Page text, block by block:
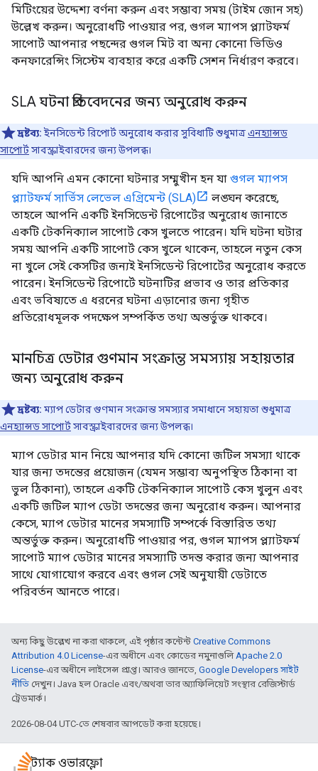
মিটিংয়ের উদ্দেশ্য বর্ণনা করুন এবং সম্ভাব্য সময় (টাইম জোন সহ)
উল্লেখ করুন। অনুরোধটি পাওয়ার পর, গুগল ম্যাপস প্ল্যাটফর্ম
সাপোর্ট আপনার পছন্দের গুগল মিট বা অন্য কোনো ভিডিও
কনফারেন্সিং সিস্টেম ব্যবহার করে একটি সেশন নির্ধারণ করবে।
SLA ঘটনা প্রতিবেদনের জন্য অনুরোধ করুন
দ্রষ্টব্য:ইনসিডেন্ট রিপোর্ট অনুরোধ করার সুবিধাটি শুধুমাত্র এনহ্যান্সড
সাপোর্টসাবস্ক্রাইবারদের জন্য উপলব্ধ।
যদি আপনি এমন কোনো ঘটনার সম্মুখীন হন যা গুগল ম্যাপস
প্ল্যাটফর্ম সার্ভিস লেভেল এগ্রিমেন্ট (SLA)
লঙ্ঘন করেছে,
তাহলে আপনি একটি ইনসিডেন্ট রিপোর্টের অনুরোধ জানাতে
একটি টেকনিক্যাল সাপোর্ট কেস খুলতে পারেন। যদি ঘটনা ঘটার
সময় আপনি একটি সাপোর্ট কেস খুলে থাকেন, তাহলে নতুন কেস
না খুলে সেই কেসটির জন্যই ইনসিডেন্ট রিপোর্টের অনুরোধ করতে
পারেন। ইনসিডেন্ট রিপোর্টে ঘটনাটির প্রভাব ও তার প্রতিকার
এবং ভবিষ্যতে এ ধরনের ঘটনা এড়ানোর জন্য গৃহীত
প্রতিরোধমূলক পদক্ষেপ সম্পর্কিত তথ্য অন্তর্ভুক্ত থাকবে।
মানচিত্র ডেটার গুণমান সংক্রান্ত সমস্যায় সহায়তার
জন্য অনুরোধ করুন
দ্রষ্টব্য: ম্যাপ ডেটার গুণমান সংক্রান্ত সমস্যার সমাধানে সহায়তা শুধুমাত্র
এনহ্যান্সড সাপোর্টসাবস্ক্রাইবারদের জন্য উপলব্ধ।
ম্যাপ ডেটার মান নিয়ে আপনার যদি কোনো জটিল সমস্যা থাকে
যার জন্য তদন্তের প্রয়োজন (যেমন সম্ভাব্য অনুপস্থিত ঠিকানা বা
ভুল ঠিকানা), তাহলে একটি টেকনিক্যাল সাপোর্ট কেস খুলুন এবং
একটি জটিল ম্যাপ ডেটা তদন্তের জন্য অনুরোধ করুন। আপনার
কেসে, ম্যাপ ডেটার মানের সমস্যাটি সম্পর্কে বিস্তারিত তথ্য
অন্তর্ভুক্ত করুন। অনুরোধটি পাওয়ার পর, গুগল ম্যাপস প্ল্যাটফর্ম
সাপোর্ট ম্যাপ ডেটার মানের সমস্যাটি তদন্ত করার জন্য আপনার
সাথে যোগাযোগ করবে এবং গুগল সেই অনুযায়ী ডেটাতে
পরিবর্তন আনতে পারে।
অন্য কিছু উল্লেখ না করা থাকলে, এই পৃষ্ঠার কন্টেন্ট Creative Commons
Attribution 4.0 License-এর অধীনে এবং কোডের নমুনাগুলি Apache 2.0
License-এর অধীনে লাইসেন্স প্রাপ্ত। আরও জানতে, Google Developers সাইট
নীতি দেখুন। Java হল Oracle এবং/অথবা তার অ্যাফিলিয়েট সংস্থার রেজিস্টার্ড
ট্রেডমার্ক।
2026-08-04 UTC-তে শেষবার আপডেট করা হয়েছে।
স্ট্যাক ওভারফ্লো